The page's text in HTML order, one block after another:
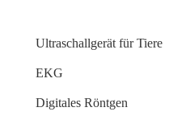
Ultraschallgerät für Tiere
EKG
Digitales Röntgen